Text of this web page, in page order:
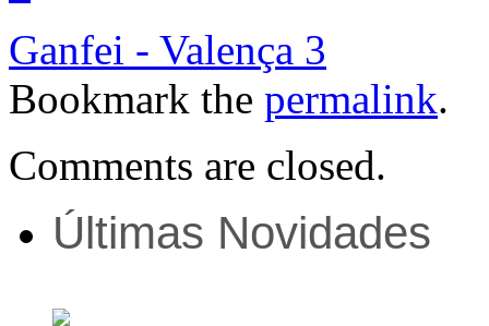
Ganfei - Valença 3
Bookmark the permalink.
Comments are closed.
Últimas Novidades